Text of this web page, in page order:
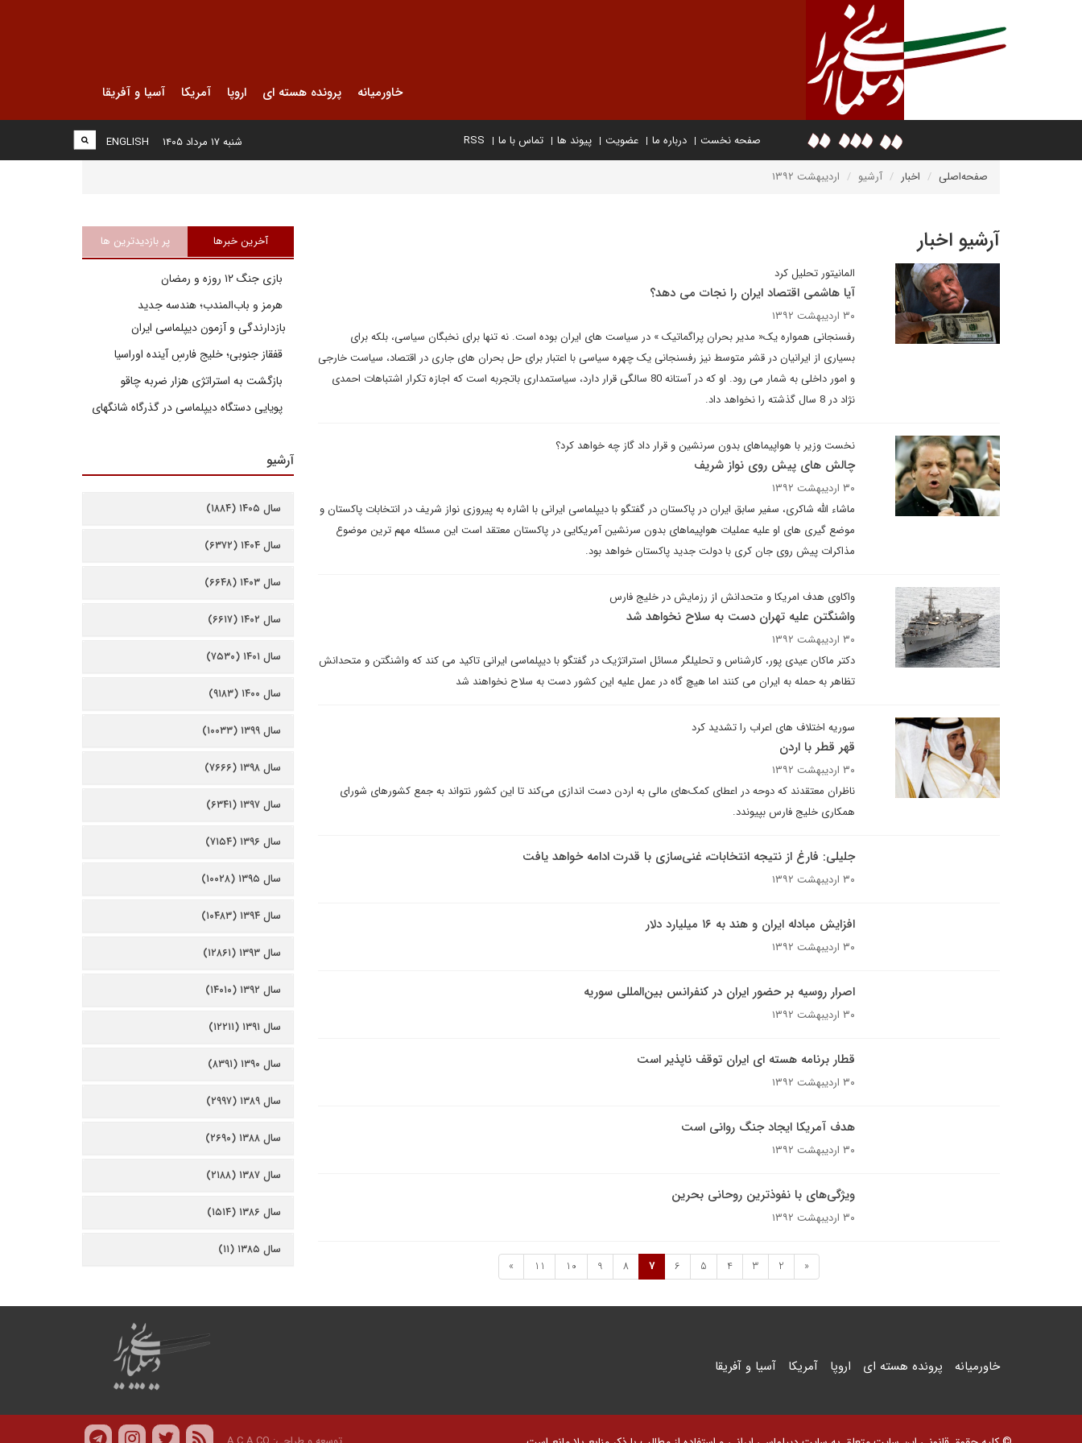
خاورمیانه پرونده هسته ای اروپا آمریکا آسیا و آفریقا
صفحه نخست درباره ما عضویت پیوند ها تماس با ما RSS
ENGLISH شنبه ۱۷ مرداد ۱۴۰۵
صفحه‌اصلی اخبار آرشیو اردیبهشت ۱۳۹۲
آرشیو اخبار
المانیتور تحلیل کرد
آیا هاشمی اقتصاد ایران را نجات می دهد؟
۳۰ اردیبهشت ۱۳۹۲
رفسنجانی همواره یک« مدیر بحران پراگماتیک » در سیاست های ایران بوده است. نه تنها برای نخبگان سیاسی، بلکه برای
بسیاری از ایرانیان در قشر متوسط نیز رفسنجانی یک چهره سیاسی با اعتبار برای حل بحران های جاری در اقتصاد، سیاست خارجی
و امور داخلی به شمار می رود. او که در آستانه 80 سالگی قرار دارد، سیاستمداری باتجربه است که اجازه تکرار اشتباهات احمدی
نژاد در 8 سال گذشته را نخواهد داد.
نخست وزیر با هواپیماهای بدون سرنشین و قرار داد گاز چه خواهد کرد؟
چالش های پیش روی نواز شریف
۳۰ اردیبهشت ۱۳۹۲
ماشاء الله شاکری، سفیر سابق ایران در پاکستان در گفتگو با دیپلماسی ایرانی با اشاره به پیروزی نواز شریف در انتخابات پاکستان و
موضع گیری های او علیه عملیات هواپیماهای بدون سرنشین آمریکایی در پاکستان معتقد است این مسئله مهم ترین موضوع
مذاکرات پیش روی جان کری با دولت جدید پاکستان خواهد بود.
واکاوی هدف امریکا و متحدانش از رزمایش در خلیج فارس
واشنگتن علیه تهران دست به سلاح نخواهد شد
۳۰ اردیبهشت ۱۳۹۲
دکتر ماکان عیدی پور، کارشناس و تحلیلگر مسائل استراتژیک در گفتگو با دیپلماسی ایرانی تاکید می کند که واشنگتن و متحدانش
تظاهر به حمله به ایران می کنند اما هیچ گاه در عمل علیه این کشور دست به سلاح نخواهند شد
سوریه اختلاف های اعراب را تشدید کرد
قهر قطر با اردن
۳۰ اردیبهشت ۱۳۹۲
ناظران معتقدند که دوحه در اعطای کمک‌های مالی به اردن دست اندازی می‌کند تا این کشور نتواند به جمع کشورهای شورای
همکاری خلیج فارس بپیوندد.
جلیلی: فارغ از نتیجه انتخابات، غنی‌سازی با قدرت ادامه خواهد یافت
۳۰ اردیبهشت ۱۳۹۲
افزایش مبادله ایران و هند به ۱۶ میلیارد دلار
۳۰ اردیبهشت ۱۳۹۲
اصرار روسیه بر حضور ایران در کنفرانس بین‌المللی سوریه
۳۰ اردیبهشت ۱۳۹۲
قطار برنامه هسته ای ایران توقف ناپذیر است
۳۰ اردیبهشت ۱۳۹۲
هدف آمریکا ایجاد جنگ روانی است
۳۰ اردیبهشت ۱۳۹۲
ویژگی‌های با نفوذترین روحانی بحرین
۳۰ اردیبهشت ۱۳۹۲
«
2
3
4
5
6
7
8
9
10
11
»
آخرین خبرها پر بازدیدترین ها
بازی جنگ ۱۲ روزه و رمضان
هرمز و باب‌المندب؛ هندسه جدید
بازدارندگی و آزمون دیپلماسی ایران
قفقاز جنوبی؛ خلیج فارسِ آینده اوراسیا
بازگشت به استراتژی هزار ضربه چاقو
پویایی دستگاه دیپلماسی در گذرگاه شانگهای
آرشیو
سال ۱۴۰۵ (۱۸۸۴)
سال ۱۴۰۴ (۶۳۷۲)
سال ۱۴۰۳ (۶۶۴۸)
سال ۱۴۰۲ (۶۶۱۷)
سال ۱۴۰۱ (۷۵۳۰)
سال ۱۴۰۰ (۹۱۸۳)
سال ۱۳۹۹ (۱۰۰۳۳)
سال ۱۳۹۸ (۷۶۶۶)
سال ۱۳۹۷ (۶۳۴۱)
سال ۱۳۹۶ (۷۱۵۴)
سال ۱۳۹۵ (۱۰۰۲۸)
سال ۱۳۹۴ (۱۰۴۸۳)
سال ۱۳۹۳ (۱۲۸۶۱)
سال ۱۳۹۲ (۱۴۰۱۰)
سال ۱۳۹۱ (۱۲۲۱۱)
سال ۱۳۹۰ (۸۳۹۱)
سال ۱۳۸۹ (۲۹۹۷)
سال ۱۳۸۸ (۲۶۹۰)
سال ۱۳۸۷ (۲۱۸۸)
سال ۱۳۸۶ (۱۵۱۴)
سال ۱۳۸۵ (۱۱)
خاورمیانه پرونده هسته ای اروپا آمریکا آسیا و آفریقا